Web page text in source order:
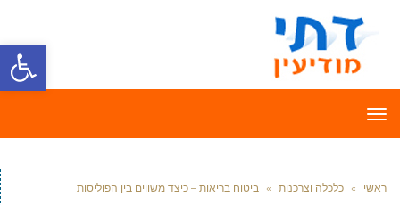
פתח
תפריט
ראשי » כלכלה וצרכנות » ביטוח בריאות – כיצד משווים בין הפוליסות